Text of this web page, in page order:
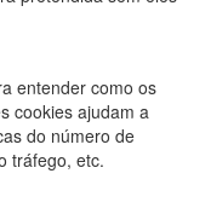
entender como os
cookies ajudam a
do número de
tráfego, etc.